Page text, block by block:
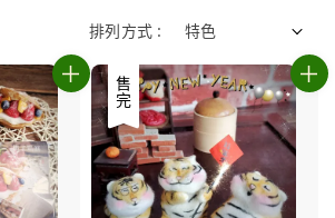
排列方式 :
售完